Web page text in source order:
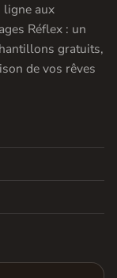
ligne aux
Réflex : un
gratuits,
de vos rêves